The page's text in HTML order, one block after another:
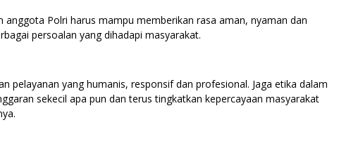
anggota Polri harus mampu memberikan rasa aman, nyaman dan
persoalan yang dihadapi masyarakat.
pelayanan yang humanis, responsif dan profesional. Jaga etika dalam
sekecil apa pun dan terus tingkatkan kepercayaan masyarakat